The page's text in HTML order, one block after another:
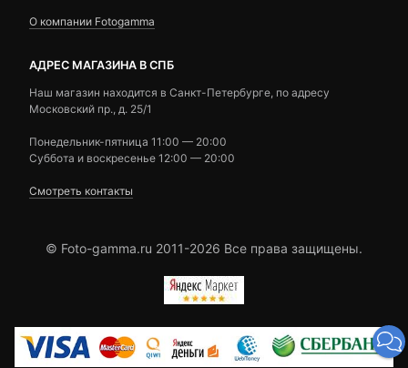
О компании Fotogamma
АДРЕС МАГАЗИНА В СПБ
Наш магазин находится в Санкт-Петербурге, по адресу
Московский пр., д. 25/1
Понедельник-пятница 11:00 — 20:00
Суббота и воскресенье 12:00 — 20:00
Смотреть контакты
© Foto-gamma.ru 2011-2026 Все права защищены.